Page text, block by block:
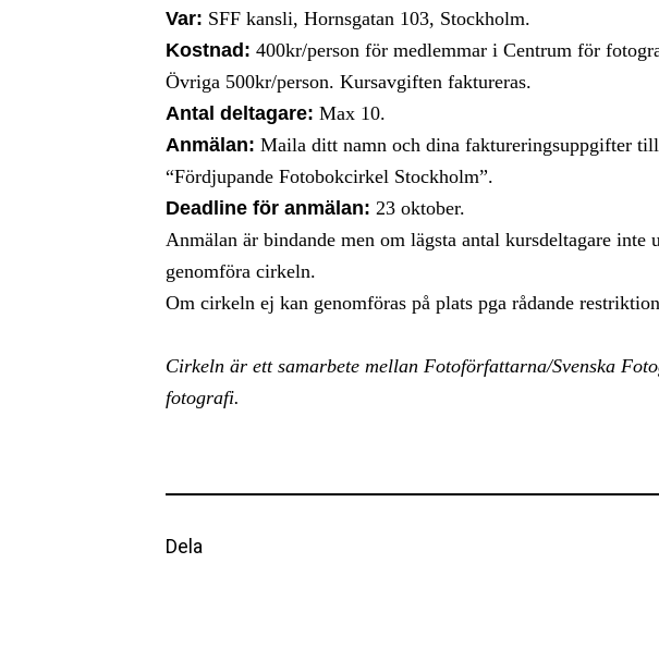
Var: SFF kansli, Hornsgatan 103, Stockholm.
Kostnad: 400kr/person för medlemmar i Centrum för
Övriga 500kr/person. Kursavgiften faktureras.
Antal deltagare: Max 10.
Anmälan: Maila ditt namn och dina faktureringsuppgifter
“Fördjupande Fotobokcirkel Stockholm”.
Deadline för anmälan: 23 oktober.
Anmälan är bindande men om lägsta antal kursdeltagare inte
genomföra cirkeln.
Om cirkeln ej kan genomföras på plats pga rådande
Cirkeln är ett samarbete mellan Fotoförfattarna/Svenska
fotografi.
Dela